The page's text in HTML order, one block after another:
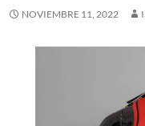
NOVIEMBRE 11, 2022